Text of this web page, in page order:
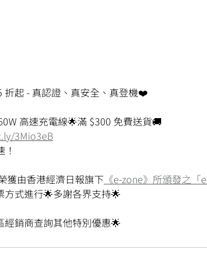
折起 - 真認證、真安全、真登機❤️
高速充電線🌟滿 $300 免費送貨🚚
3Mio3eB
獲由香港經濟日報旗下 《e-zone》所頒發之「
式進行🌟多謝各界支持🌟
銷商查詢其他特別優惠🌟